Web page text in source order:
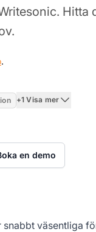
Hitta
.
+1 Visa mer
en demo
väsentliga